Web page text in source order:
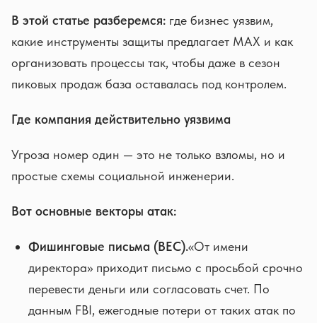
В этой статье разберемся: где бизнес уязвим,
какие инструменты защиты предлагает MAX и как
организовать процессы так, чтобы даже в сезон
пиковых продаж база оставалась под контролем.
Где компания действительно уязвима
Угроза номер один — это не только взломы, но и
простые схемы социальной инженерии.
Вот основные векторы атак:
Фишинговые письма (BEC).«От имени
директора» приходит письмо с просьбой срочно
перевести деньги или согласовать счет. По
данным FBI, ежегодные потери от таких атак по